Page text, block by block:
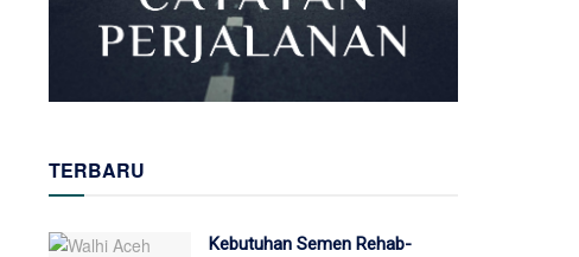
TERBARU
Kebutuhan Semen Rehab-